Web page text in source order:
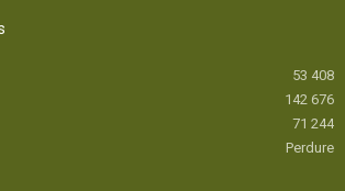
53 408
142 676
71 244
Perdure